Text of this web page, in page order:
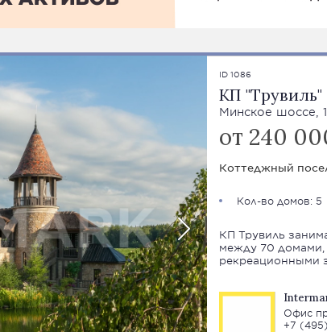
ID 1086
КП "Трувиль"
Минское шоссе,
от 240
Коттеджный
Кол-во домов: 5
КП Трувиль
между 70 домами,
рекреационными
Офис
+7